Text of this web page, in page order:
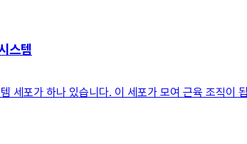
스템
세포가 하나 있습니다. 이 세포가 모여 근육 조직